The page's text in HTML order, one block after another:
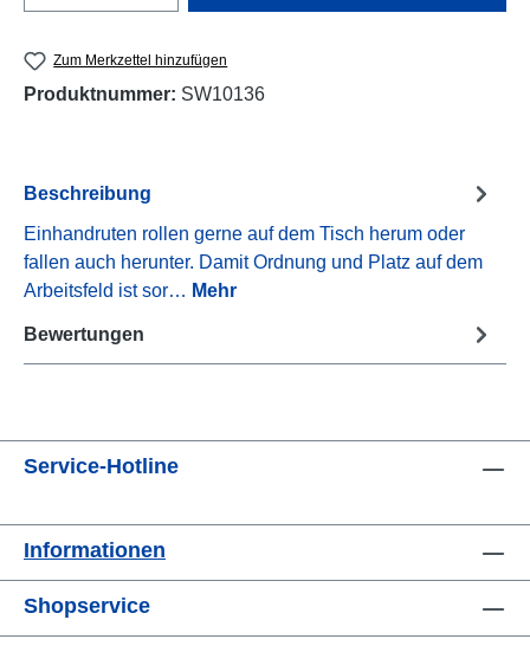
Zum Merkzettel hinzufügen
Produktnummer: SW10136
Beschreibung
Einhandruten rollen gerne auf dem Tisch herum oder
fallen auch herunter. Damit Ordnung und Platz auf dem
Arbeitsfeld ist sor… Mehr
Bewertungen
Service-Hotline
Informationen
Shopservice